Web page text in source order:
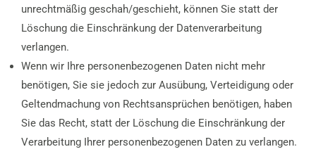
unrechtmäßig geschah/geschieht, können Sie statt der
Löschung die Einschränkung der Datenverarbeitung
verlangen.
Wenn wir Ihre personenbezogenen Daten nicht mehr
benötigen, Sie sie jedoch zur Ausübung, Verteidigung oder
Geltendmachung von Rechtsansprüchen benötigen, haben
Sie das Recht, statt der Löschung die Einschränkung der
Verarbeitung Ihrer personenbezogenen Daten zu verlangen.